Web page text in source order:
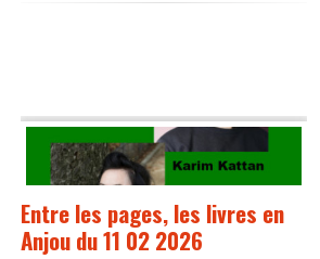
Entre les pages, les livres en
Anjou du 11 02 2026